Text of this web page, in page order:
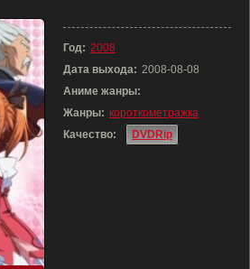
Год: 2008
Дата выхода: 2008-08-08
Аниме жанры:
Жанры: короткометражка
Качество:
DVDRip